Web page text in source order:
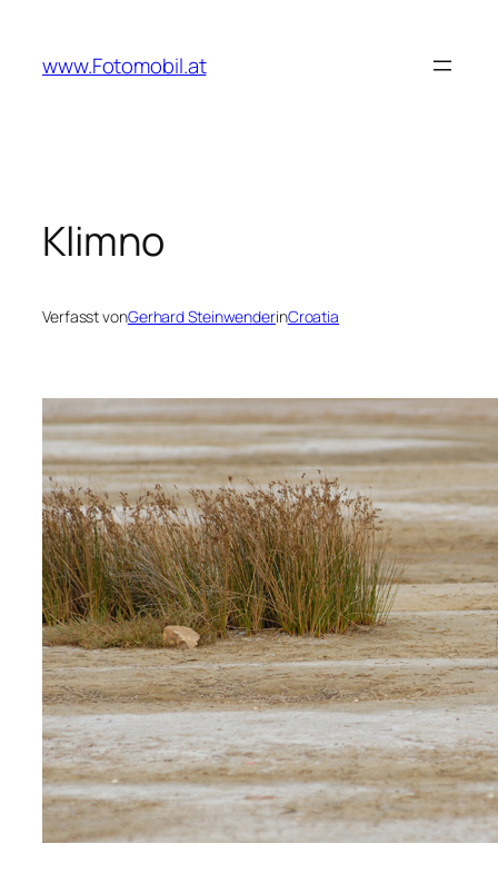
springen
www.Fotomobil.at
Klimno
Verfasst vonGerhard SteinwenderinCroatia